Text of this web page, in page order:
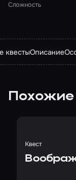
Сложность
квестыОписание
Похожие
Квест